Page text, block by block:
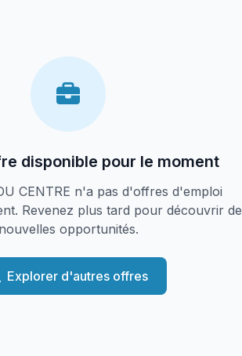
disponible pour le moment
CENTRE n'a pas d'offres d'emploi
Revenez plus tard pour découvrir de
nouvelles opportunités.
Explorer d'autres offres